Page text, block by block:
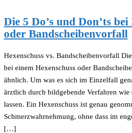
Die 5 Do’s und Don’ts bei
oder Bandscheibenvorfall
Hexenschuss vs. Bandscheibenvorfall
bei einem Hexenschuss oder
ähnlich. Um was es sich im Einzelfall
ärztlich durch bildgebende Verfahren wie
lassen. Ein Hexenschuss ist genau
Schmerzwahrnehmung, ohne dass im
[…]